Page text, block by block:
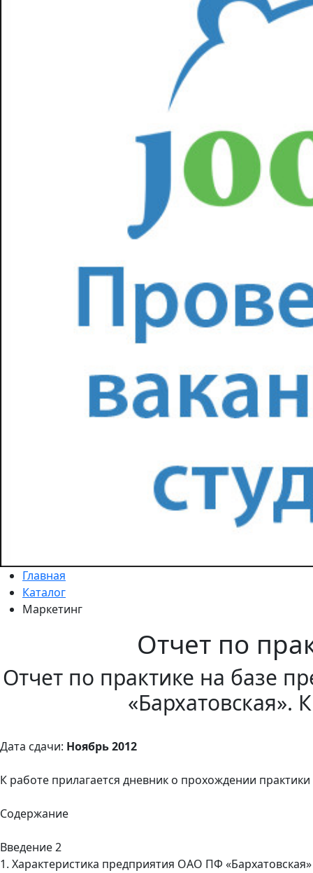
Главная
Каталог
Маркетинг
Отчет по
Отчет по практике на базе
«Бархатовская».
Дата сдачи: Ноябрь 2012
К работе прилагается дневник о прохождении практики
Содержание
Введение 2
1. Характеристика предприятия ОАО ПФ